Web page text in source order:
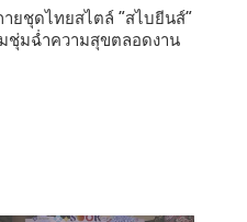
ยชุดไทยสไตล์ “สไบยีนส์”
ชุ่มฉ่ำความสุขตลอดงาน